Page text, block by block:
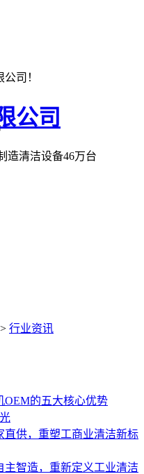
司！
公司
造清洁设备46万台
> 行业资讯
OEM的五大核心优势
供，重塑工商业清洁新标
智造，重新定义工业清洁